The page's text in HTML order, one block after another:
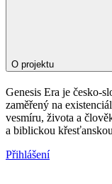
O projektu
Genesis Era je česko-
zaměřený na
vesmíru, života a
a biblickou
Přihlášení